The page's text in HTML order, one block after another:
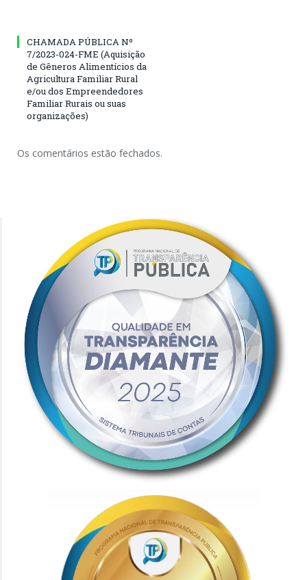
CHAMADA PÚBLICA Nº
7/2023-024-FME (Aquisição
de Gêneros Alimentícios da
Agricultura Familiar Rural
e/ou dos Empreendedores
Familiar Rurais ou suas
organizações)
Os comentários estão fechados.